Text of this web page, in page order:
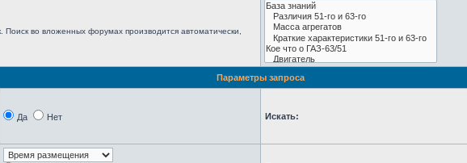
во вложенных форумах производится автоматически,
Параметры запроса
Да Нет Искать: